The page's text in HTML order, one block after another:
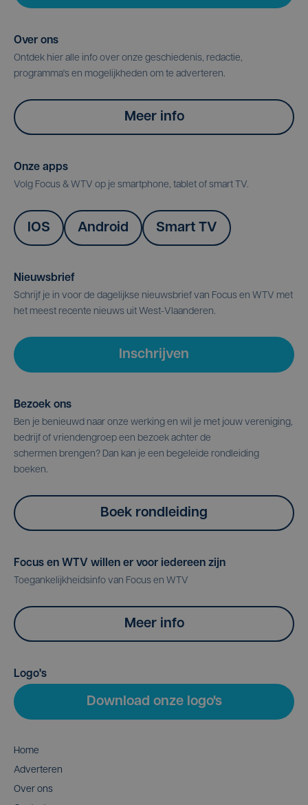
Over ons
Ontdek hier alle info over onze geschiedenis, redactie,
programma's en mogelijkheden om te adverteren.
Meer info
Onze apps
Volg Focus & WTV op je smartphone, tablet of smart TV.
IOS Android Smart TV
Nieuwsbrief
Schrijf je in voor de dagelijkse nieuwsbrief van Focus en WTV met
het meest recente nieuws uit West-Vlaanderen.
Inschrijven
Bezoek ons
Ben je benieuwd naar onze werking en wil je met jouw vereniging,
bedrijf of vriendengroep een bezoek achter de
schermen brengen? Dan kan je een begeleide rondleiding
boeken.
Boek rondleiding
Focus en WTV willen er voor iedereen zijn
Toegankelijkheidsinfo van Focus en WTV
Meer info
Logo's
Download onze logo's
Home
Adverteren
Over ons